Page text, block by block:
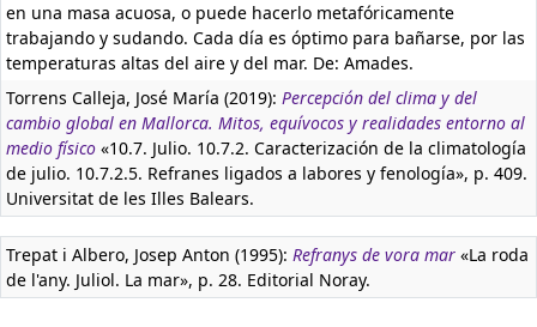
en una masa acuosa, o puede hacerlo metafóricamente
trabajando y sudando. Cada día es óptimo para bañarse, por las
temperaturas altas del aire y del mar. De: Amades.
Torrens Calleja, José María (2019): Percepción del clima y del
cambio global en Mallorca. Mitos, equívocos y realidades entorno al
medio físico «10.7. Julio. 10.7.2. Caracterización de la climatología
de julio. 10.7.2.5. Refranes ligados a labores y fenología», p. 409.
Universitat de les Illes Balears.
Trepat i Albero, Josep Anton (1995): Refranys de vora mar «La roda
de l'any. Juliol. La mar», p. 28. Editorial Noray.